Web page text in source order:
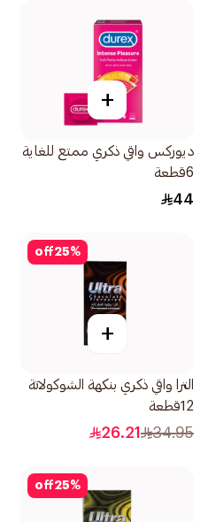
+
ديوركس واقي ذكري ممتع للغاية
6قطعة
44
25%
off
+
الترا واقي ذكري بنكهة الشوكولاتة
12قطعة
34.95
26.21
25%
off